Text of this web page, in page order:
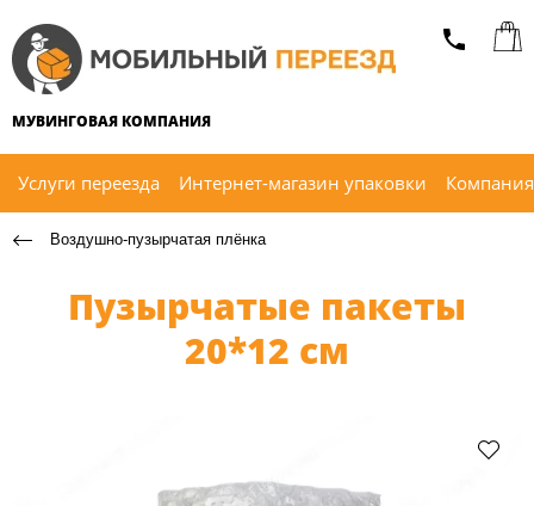
МУВИНГОВАЯ КОМПАНИЯ
Услуги переезда Интернет-магазин упаковки
Воздушно-пузырчатая плёнка
Пузырчатые пакеты
20*12 см